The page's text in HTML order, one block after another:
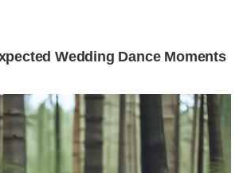
будувати ліфти з громадських
паркінгів під ними.
місяця почне діяти
порядок з присвоєння адрес
та об’єктам нерухомого майна
2020 року). Він передбачає можливість
на безоплатній основі за бажанням